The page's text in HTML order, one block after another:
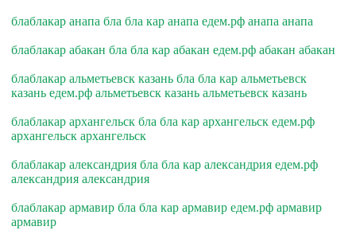
блаблакар анапа бла бла кар анапа едем.рф анапа анапа
блаблакар абакан бла бла кар абакан едем.рф абакан абакан
блаблакар альметьевск казань бла бла кар альметьевск
казань едем.рф альметьевск казань альметьевск казань
блаблакар архангельск бла бла кар архангельск едем.рф
архангельск архангельск
блаблакар александрия бла бла кар александрия едем.рф
александрия александрия
блаблакар армавир бла бла кар армавир едем.рф армавир
армавир